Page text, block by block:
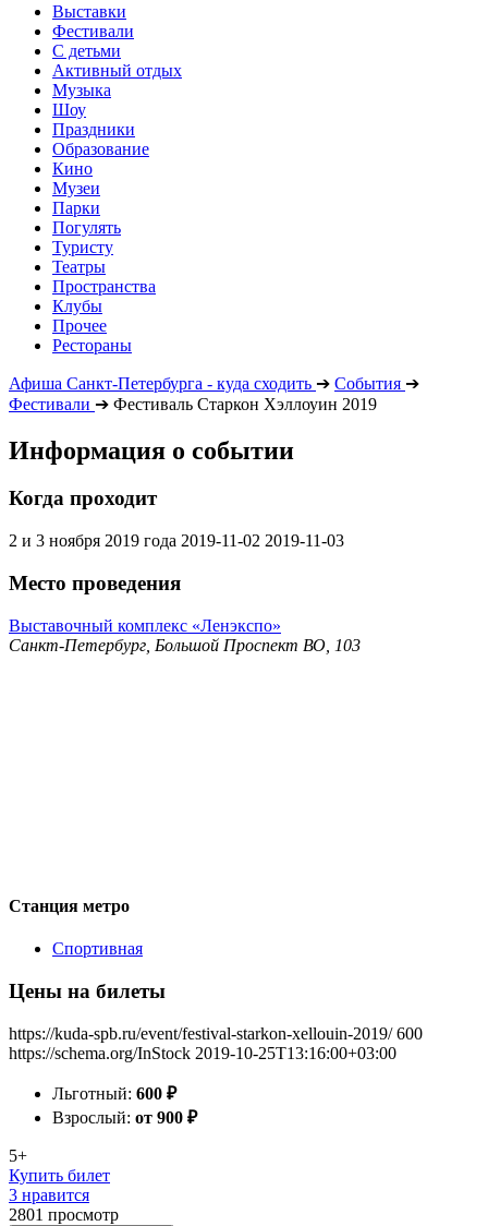
Выставки
Фестивали
С детьми
Активный отдых
Музыка
Шоу
Праздники
Образование
Кино
Музеи
Парки
Погулять
Туристу
Театры
Пространства
Клубы
Прочее
Рестораны
Афиша Санкт-Петербурга - куда сходить ➔ События ➔
Фестивали ➔ Фестиваль Старкон Хэллоуин 2019
Информация о событии
Когда проходит
2 и 3 ноября 2019 года 2019-11-02 2019-11-03
Место проведения
Выставочный комплекс «Ленэкспо»
Санкт-Петербург, Большой Проспект ВО, 103
Станция метро
Спортивная
Цены на билеты
https://kuda-spb.ru/event/festival-starkon-xellouin-2019/ 600
https://schema.org/InStock 2019-10-25T13:16:00+03:00
Льготный: 600 ₽
Взрослый: от 900 ₽
5+
Купить билет
3 нравится
2801 просмотр